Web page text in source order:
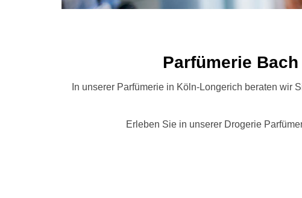
Parfümerie
Parfümerie
In unserer Parfümerie in Köln-Longerich beraten wir
Erleben Sie in unserer Drogerie